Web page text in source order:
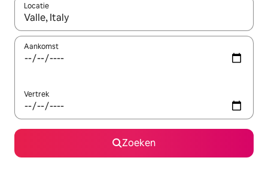
Locatie
Wanneer er resultaten beschikbaar zijn, maak je een keuze
Aankomst
Vertrek
Zoeken